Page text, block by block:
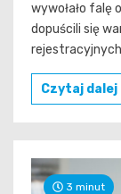
wywołało falę
dopuścili się
rejestracyjnych
Czytaj dalej
3 minut